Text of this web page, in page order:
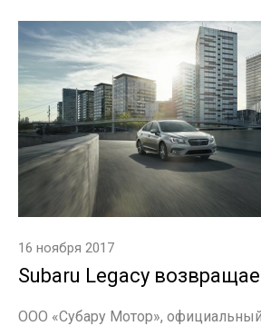
16 ноября 2017
Subaru Legacy
ООО «Субару Мотор»,